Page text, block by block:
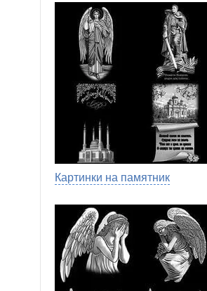
Картинки на памятник